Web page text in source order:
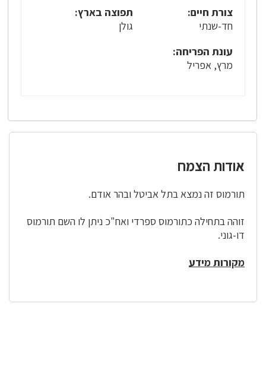
צורת חיים:
חד-שנתי
תפוצה בארץ:
גולן
עונת הפריחה:
מרץ, אפריל
אודות הצמח
תורמוס זה נמצא בתל אביטל ובהר אודם.
זוהה בתחילה כתורמוס ספרדי ואח"כ ניתן לו השם תורמוס
דו-גוני.
מקורות מידע